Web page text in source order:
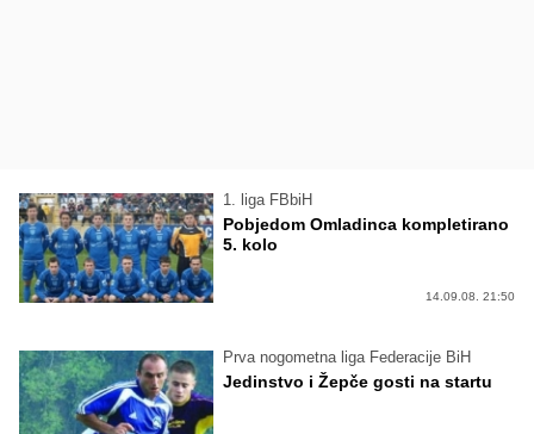
1. liga FBbiH
Pobjedom Omladinca kompletirano
5. kolo
14.09.08. 21:50
Prva nogometna liga Federacije BiH
Jedinstvo i Žepče gosti na startu